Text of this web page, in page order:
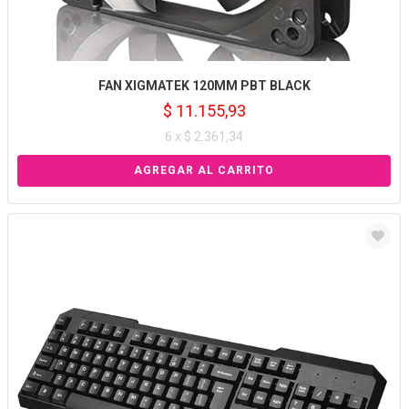
FAN XIGMATEK 120MM PBT BLACK
$ 11.155,93
6 x $ 2.361,34